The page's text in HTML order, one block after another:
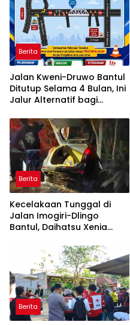
Berita
Jalan Kweni-Druwo Bantul
Ditutup Selama 4 Bulan, Ini
Jalur Alternatif bagi
Berita
Kecelakaan Tunggal di
Jalan Imogiri-Dlingo
Bantul, Daihatsu Xenia
Berita